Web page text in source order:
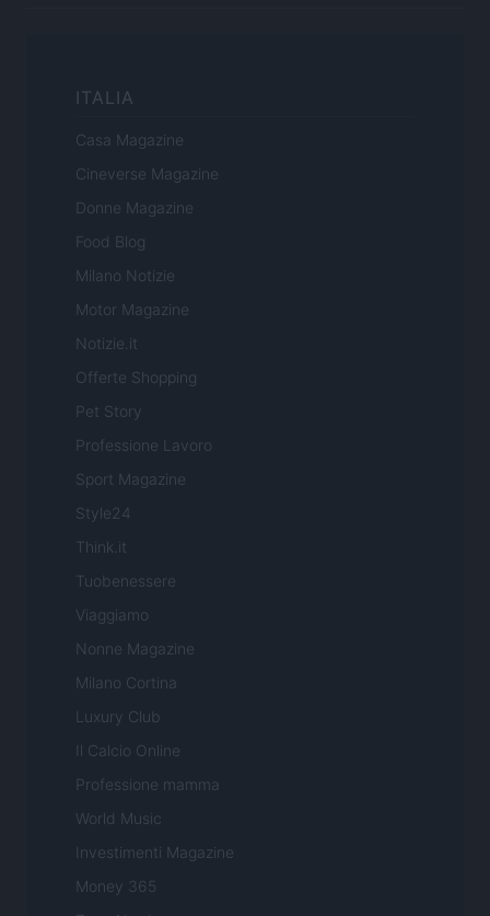
ITALIA
Casa Magazine
Cineverse Magazine
Donne Magazine
Food Blog
Milano Notizie
Motor Magazine
Notizie.it
Offerte Shopping
Pet Story
Professione Lavoro
Sport Magazine
Style24
Think.it
Tuobenessere
Viaggiamo
Nonne Magazine
Milano Cortina
Luxury Club
Il Calcio Online
Professione mamma
World Music
Investimenti Magazine
Money 365